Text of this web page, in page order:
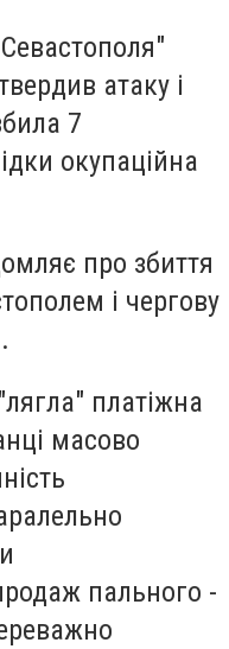
атаку і
7
окупаційна
про збиття
і чергову
платіжна
масово
пального -